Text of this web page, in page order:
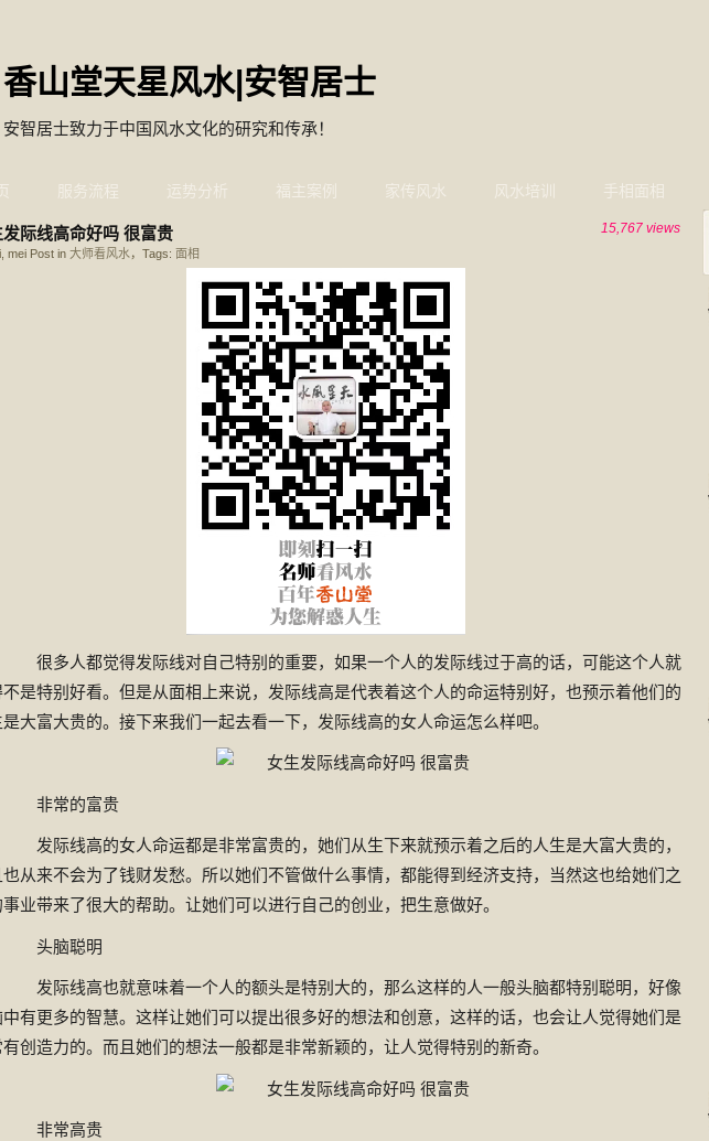
香山堂天星风水|安智居士
安智居士致力于中国风水文化的研究和传承！
服务流程 运势分析 福主案例 家传风水 风水培训 手相面相
发际线高命好吗 很富贵
mei Post in 大师看风水 ，Tags: 面相
15,767 views
很多人都觉得发际线对自己特别的重要，如果一个人的发际线过于高的话，可能这个人就
不是特别好看。但是从面相上来说，发际线高是代表着这个人的命运特别好，也预示着他们的
大富大贵的。接下来我们一起去看一下，发际线高的女人命运怎么样吧。
非常的富贵
发际线高的女人命运都是非常富贵的，她们从生下来就预示着之后的人生是大富大贵的，
从来不会为了钱财发愁。所以她们不管做什么事情，都能得到经济支持，当然这也给她们之
事业带来了很大的帮助。让她们可以进行自己的创业，把生意做好。
头脑聪明
发际线高也就意味着一个人的额头是特别大的，那么这样的人一般头脑都特别聪明，好像
有更多的智慧。这样让她们可以提出很多好的想法和创意，这样的话，也会让人觉得她们是
创造力的。而且她们的想法一般都是非常新颖的，让人觉得特别的新奇。
非常高贵